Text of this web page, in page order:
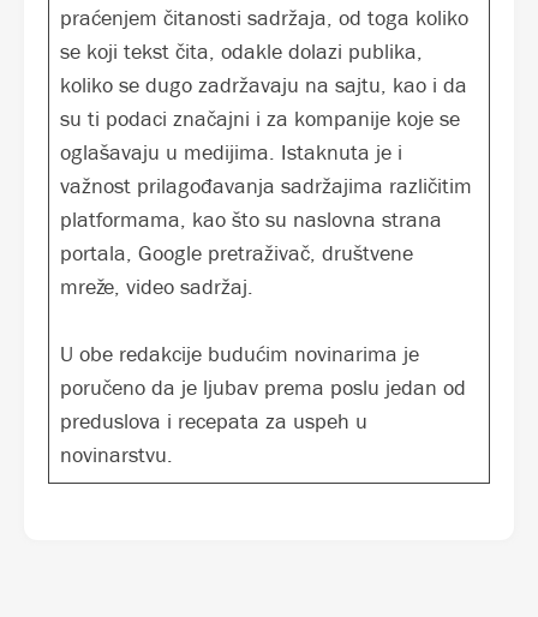
praćenjem čitanosti sadržaja, od toga koliko
se koji tekst čita, odakle dolazi publika,
koliko se dugo zadržavaju na sajtu, kao i da
su ti podaci značajni i za kompanije koje se
oglašavaju u medijima. Istaknuta je i
važnost prilagođavanja sadržajima različitim
platformama, kao što su naslovna strana
portala, Google pretraživač, društvene
mreže, video sadržaj.
U obe redakcije budućim novinarima je
poručeno da je ljubav prema poslu jedan od
preduslova i recepata za uspeh u
novinarstvu.